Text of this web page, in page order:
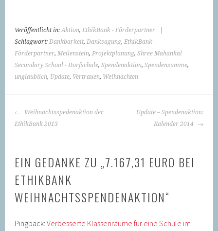
Veröffentlicht in:Aktion, EthikBank - Förderpartner
Schlagwort: Dankbarkeit, Danksagung, EthikBank -
Förderpartner, Meilenstein, Projektplanung,Shree Mahankal
Secondary School - Dorfschule,Spendenaktion,Spendensumme,
unglaublich, Update, Vertrauen, Weihnachten
BEITRAGS-
NAVIGATION
Weihnachtsspedenaktion der
EthikBank 2013
Update – Spendenaktion:
Kalender 2014
EIN GEDANKE ZU „7.167,31 EURO BEI
ETHIKBANK
WEIHNACHTSSPENDENAKTION“
Pingback:Verbesserte Klassenräume für eine Schule im